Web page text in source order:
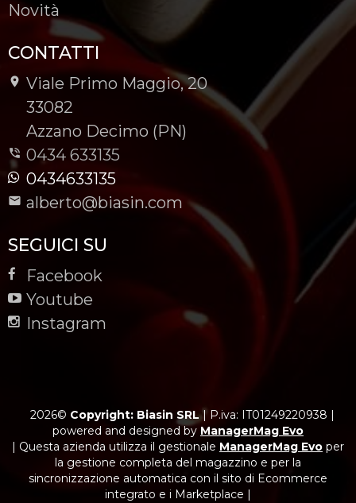
Novità
CONTATTI
Viale Primo Maggio, 20
-
33082
-
Azzano Decimo (PN)
0434 633135
0434633135
alberto@biasin.com
SEGUICI SU
Facebook
Youtube
Instagram
2026© Copyright: Biasin SRL| P.iva: IT01249220938 |
powered and designed by ManagerMag Evo
| Questa azienda utilizza il gestionale ManagerMag Evo per
la gestione completa del magazzino e per la
sincronizzazione automatica con il sito di Ecommerce
integrato e i Marketplace |